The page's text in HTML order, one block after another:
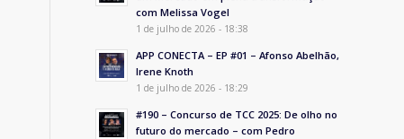
com Melissa Vogel
1 de julho de 2026 - 18:38
APP CONECTA – EP #01 – Afonso Abelhão,
Irene Knoth
1 de julho de 2026 - 18:29
#190 – Concurso de TCC 2025: De olho no
futuro do mercado – com Pedro